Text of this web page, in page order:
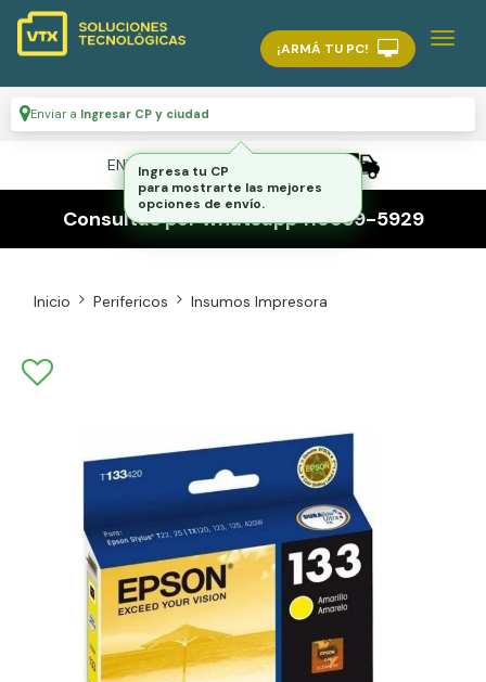
¡ARMÁ TU PC!
Enviar a Ingresar CP y ciudad
ENVÍO GRATIS A TODO EL PAÍS
Consultas por whatsapp 116559-5929
Inicio Perifericos Insumos Impresora
Ingresa tu CP
para mostrarte las mejores
opciones de envío.